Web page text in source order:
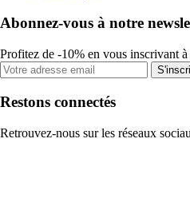
Abonnez-vous à notre
Profitez de -10% en vous inscrivant
Restons connectés
Retrouvez-nous sur les réseaux